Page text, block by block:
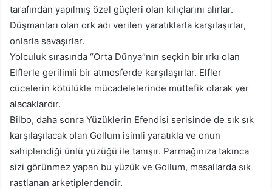
tarafından yapılmış özel güçleri olan kılıçlarını alırlar.
Düşmanları olan ork adı verilen yaratıklarla karşılaşırlar,
onlarla savaşırlar.
Yolculuk sırasında “Orta Dünya”nın seçkin bir ırkı olan
Elflerle gerilimli bir atmosferde karşılaşırlar. Elfler
cücelerin kötülükle mücadelelerinde müttefik olarak yer
alacaklardır.
Bilbo, daha sonra Yüzüklerin Efendisi serisinde de sık sık
karşılaşılacak olan Gollum isimli yaratıkla ve onun
sahiplendiği ünlü yüzüğü ile tanışır. Parmağınıza takınca
sizi görünmez yapan bu yüzük ve Gollum, masallarda sık
rastlanan arketiplerdendir.